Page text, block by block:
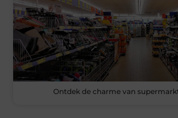
Ontdek de charme van